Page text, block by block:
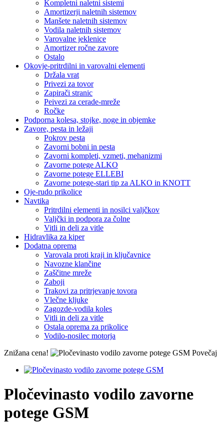
Kompletni naletni sistemi
Amortizerji naletnih sistemov
Manšete naletnih sistemov
Vodila naletnih sistemov
Varovalne jeklenice
Amortizer ročne zavore
Ostalo
Okovje-pritrdilni in varovalni elementi
Držala vrat
Privezi za tovor
Zapirači stranic
Peivezi za cerade-mreže
Ročke
Podporna kolesa, stojke, noge in objemke
Zavore, pesta in ležaji
Pokrov pesta
Zavorni bobni in pesta
Zavorni kompleti, vzmeti, mehanizmi
Zavorne potege ALKO
Zavorne potege ELLEBI
Zavorne potege-stari tip za ALKO in KNOTT
Oje-rudo prikolice
Navtika
Pritrdilni elementi in nosilci valjčkov
Valjčki in podpora za čolne
Vitli in deli za vitle
Hidravlika za kiper
Dodatna oprema
Varovala proti kraji in ključavnice
Navozne klančine
Zaščitne mreže
Zaboji
Trakovi za pritrjevanje tovora
Vlečne kljuke
Zagozde-vodila koles
Vitli in deli za vitle
Ostala oprema za prikolice
Vodilo-nosilec motorja
Znižana cena!
Povečaj
Pločevinasto vodilo zavorne
potege GSM